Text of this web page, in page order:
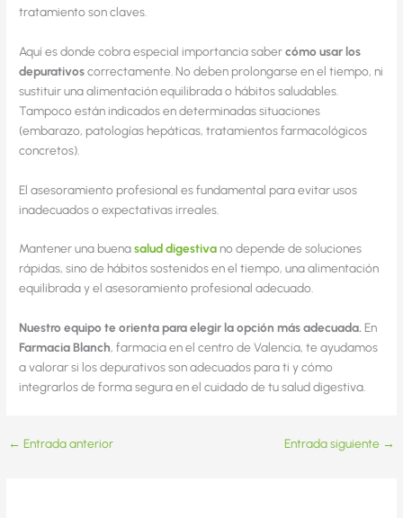
tratamiento son claves.
Aquí es donde cobra especial importancia sabercómo usar los
depurativoscorrectamente. No deben prolongarse en el tiempo, ni
sustituir una alimentación equilibrada o hábitos saludables.
Tampoco están indicados en determinadas situaciones
(embarazo, patologías hepáticas, tratamientos farmacológicos
concretos).
El asesoramiento profesional es fundamental para evitar usos
inadecuados o expectativas irreales.
Mantener una buenasalud digestiva no depende de soluciones
rápidas, sino de hábitos sostenidos en el tiempo, una alimentación
equilibrada y el asesoramiento profesional adecuado.
Nuestro equipo te orienta para elegir la opción más adecuada. En
Farmacia Blanch, farmacia en el centro de Valencia, te ayudamos
a valorar si los depurativos son adecuados para ti y cómo
integrarlos de forma segura en el cuidado de tu salud digestiva.
← Entrada anterior Entrada siguiente →